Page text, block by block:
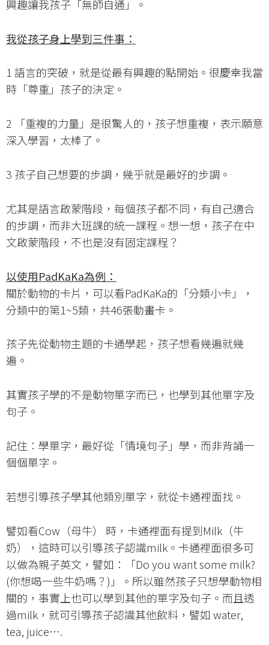
興趣讓我孩子「無師自通」。
我從孩子身上學到三件事：
1 語言的突破，就是從最有興趣的點開始。很慶幸我當
時「尊重」孩子的決定。
2 「重複的力量」是很驚人的，孩子想重複，表示願意
深入學習，太棒了。
3 孩子自己想要的步調，幾乎就是最好的步調。
尤其是語言啟蒙階段，每個孩子都不同，有自己適合
的步調，而非大班課的統一課程。想一想，孩子在中
文啟蒙階段，不也是沒有固定課程？
以使用PadKaKa為例：
關於動物的卡片，可以看PadKaKa的「分類小卡」，
分類中的第1~5類，共46張動畫卡。
孩子先從動物主題的卡通學起，孩子想看幾遍就幾
遍。
其實孩子學的不是動物單字而已，也學到其他單字及
句子。
記住：學單字，最好從「情境句子」學，而非背誦一
個個單字。
若想引導孩子學其他類別單字，就從卡通裡面找。
譬如看Cow（母牛） 時，卡通裡面有提到Milk（牛
奶），這時可以引導孩子認識milk。卡通裡面很多可
以做為親子英文，譬如：「Do you want some milk?
(你想喝一些牛奶嗎？)」。所以雖然孩子只想學動物相
關的，事實上也可以學到其他的單字及句子。而且透
過milk，就可引導孩子認識其他飲料，譬如 water,
tea, juice….